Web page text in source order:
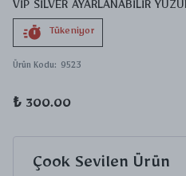
VİP SİLVER AYARLANABİLİR
Tükeniyor
Ürün Kodu: 9523
₺ 300.00
Çook Sevilen Ürün